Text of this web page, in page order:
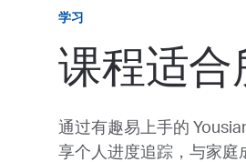
学习
课程适合
通过有趣易上手的
享个人进度追踪，与家庭